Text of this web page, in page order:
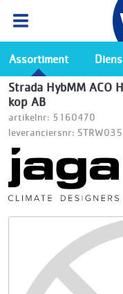
Ga naar de Wasco
Assortiment
Strada HybMM ACO
kop AB
artikelnr: 5160470
leveranciersnr: